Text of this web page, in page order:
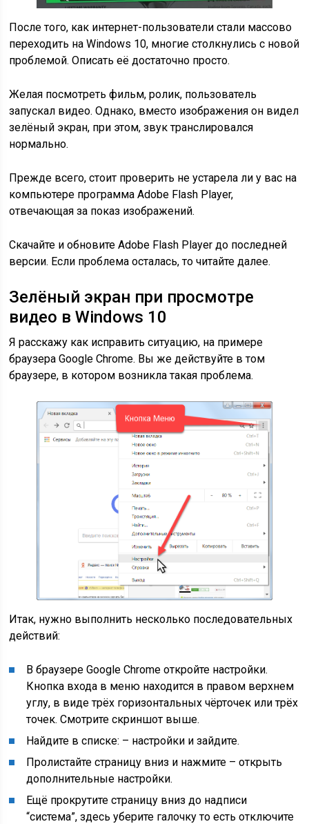
После того, как интернет-пользователи стали массово
переходить на Windows 10, многие столкнулись с новой
проблемой. Описать её достаточно просто.
Желая посмотреть фильм, ролик, пользователь
запускал видео. Однако, вместо изображения он видел
зелёный экран, при этом, звук транслировался
нормально.
Прежде всего, стоит проверить не устарела ли у вас на
компьютере программа Adobe Flash Player,
отвечающая за показ изображений.
Скачайте и обновите Adobe Flash Player до последней
версии. Если проблема осталась, то читайте далее.
Зелёный экран при просмотре
видео в Windows 10
Я расскажу как исправить ситуацию, на примере
браузера Google Chrome. Вы же действуйте в том
браузере, в котором возникла такая проблема.
Итак, нужно выполнить несколько последовательных
действий:
В браузере Google Chrome откройте настройки.
Кнопка входа в меню находится в правом верхнем
углу, в виде трёх горизонтальных чёрточек или трёх
точек. Смотрите скриншот выше.
Найдите в списке: – настройки и зайдите.
Пролистайте страницу вниз и нажмите – открыть
дополнительные настройки.
Ещё прокрутите страницу вниз до надписи
“система”, здесь уберите галочку то есть отключите